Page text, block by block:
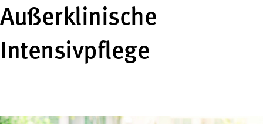
Außerklinische
Intensivpflege